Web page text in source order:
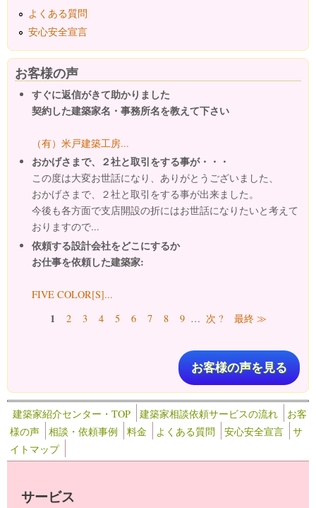
よくある質問
安心安全宣言
お客様の声
すぐに返信がきて助かりました
契約した建築家名・事務所名を教えて下さい
（有）米戸建築工房...
おかげさまで、２社と取引をする事が・・・
この度は大変お世話になり、ありがとうございました、
おかげさまで、２社と取引をする事が出来ました。
今後も各方面で支店開設の折にはお世話になりたいと考えて
おりますので...
依頼する設計会社をどこにするか
お仕事を依頼した建築家:
FIVE COLOR[S]...
ページ1 2 3 4 5 6 7 8 9 … 次 ? 最終 ≫
お客様の声を見る
建築家紹介センター・TOP 建築家相談依頼サービスの流れ
お客
様の声
相談・依頼事例 料金 よくある質問 安心安全宣言
サ
イトマップ
サービス